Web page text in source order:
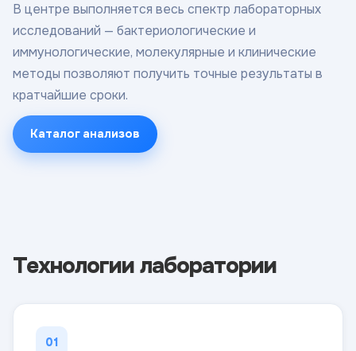
В центре выполняется весь спектр лабораторных
исследований — бактериологические и
иммунологические, молекулярные и клинические
методы позволяют получить точные результаты в
кратчайшие сроки.
Каталог анализов
Технологии лаборатории
01